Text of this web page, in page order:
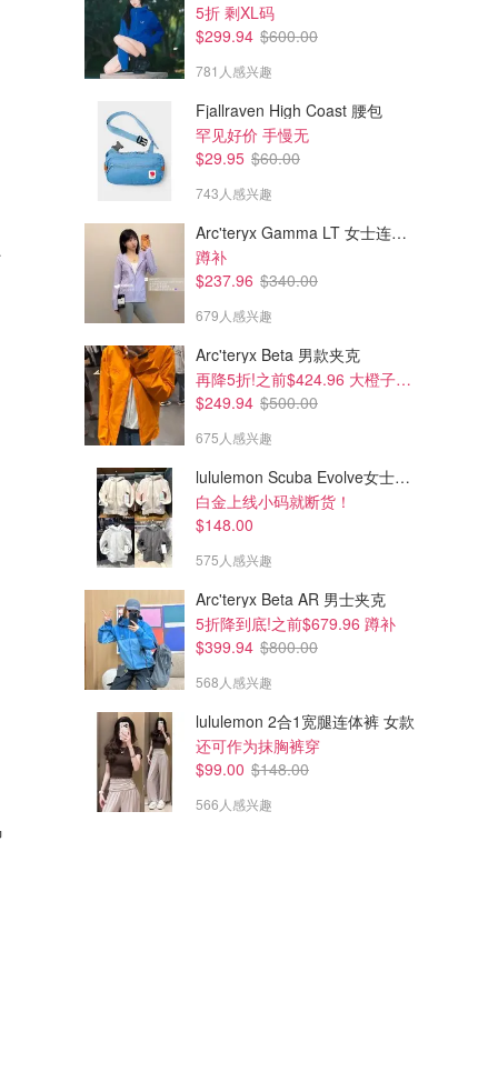
色
$795.00
Canada Goose Chilliwack 灰
$795.00
色短款羽绒夹克
5折 剩XL码
$299.94 $600.00
781人感兴趣
Fjallraven High Coast 腰包
罕见好价 手慢无
$29.95 $60.00
743人感兴趣
Arc'teryx Gamma LT 女士连帽夹克
蹲补
$237.96 $340.00
679人感兴趣
Arc'teryx Beta 男款夹克
再降5折!之前$424.96 大橙子好显白 蹲补
$249.94 $500.00
675人感兴趣
lululemon Scuba Evolve女士连帽卫衣 全拉链
白金上线小码就断货！
$148.00
575人感兴趣
Arc'teryx Beta AR 男士夹克
5折降到底!之前$679.96 蹲补
$399.94 $800.00
568人感兴趣
lululemon 2合1宽腿连体裤 女款
还可作为抹胸裤穿
$99.00 $148.00
566人感兴趣